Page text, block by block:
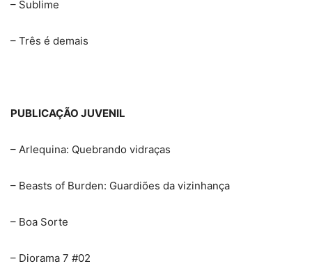
– Sublime
– Três é demais
PUBLICAÇÃO JUVENIL
– Arlequina: Quebrando vidraças
– Beasts of Burden: Guardiões da vizinhança
– Boa Sorte
– Diorama 7 #02